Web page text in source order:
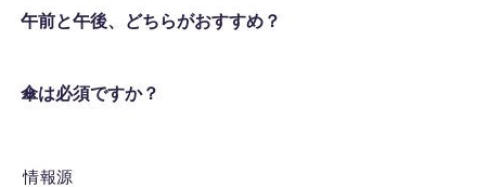
午前と午後、どちらがおすすめ？
傘は必須ですか？
情報源